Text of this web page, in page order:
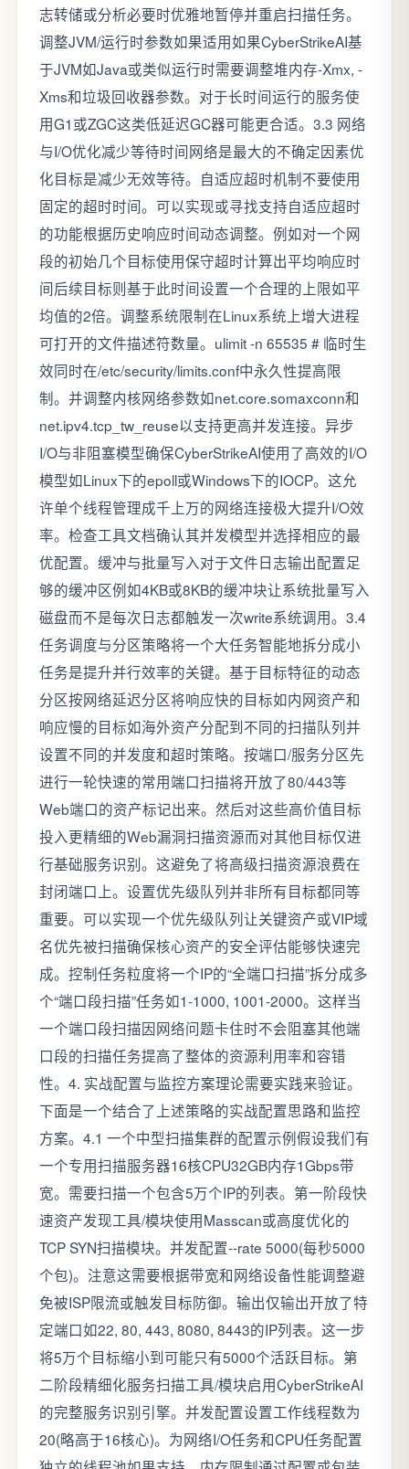
志转储或分析必要时优雅地暂停并重启扫描任务。
调整JVM/运行时参数如果适用如果CyberStrikeAI基
于JVM如Java或类似运行时需要调整堆内存-Xmx, -
Xms和垃圾回收器参数。对于长时间运行的服务使
用G1或ZGC这类低延迟GC器可能更合适。3.3 网络
与I/O优化减少等待时间网络是最大的不确定因素优
化目标是减少无效等待。自适应超时机制不要使用
固定的超时时间。可以实现或寻找支持自适应超时
的功能根据历史响应时间动态调整。例如对一个网
段的初始几个目标使用保守超时计算出平均响应时
间后续目标则基于此时间设置一个合理的上限如平
均值的2倍。调整系统限制在Linux系统上增大进程
可打开的文件描述符数量。ulimit -n 65535 # 临时生
效同时在/etc/security/limits.conf中永久性提高限
制。并调整内核网络参数如net.core.somaxconn和
net.ipv4.tcp_tw_reuse以支持更高并发连接。异步
I/O与非阻塞模型确保CyberStrikeAI使用了高效的I/O
模型如Linux下的epoll或Windows下的IOCP。这允
许单个线程管理成千上万的网络连接极大提升I/O效
率。检查工具文档确认其并发模型并选择相应的最
优配置。缓冲与批量写入对于文件日志输出配置足
够的缓冲区例如4KB或8KB的缓冲块让系统批量写入
磁盘而不是每次日志都触发一次write系统调用。3.4
任务调度与分区策略将一个大任务智能地拆分成小
任务是提升并行效率的关键。基于目标特征的动态
分区按网络延迟分区将响应快的目标如内网资产和
响应慢的目标如海外资产分配到不同的扫描队列并
设置不同的并发度和超时策略。按端口/服务分区先
进行一轮快速的常用端口扫描将开放了80/443等
Web端口的资产标记出来。然后对这些高价值目标
投入更精细的Web漏洞扫描资源而对其他目标仅进
行基础服务识别。这避免了将高级扫描资源浪费在
封闭端口上。设置优先级队列并非所有目标都同等
重要。可以实现一个优先级队列让关键资产或VIP域
名优先被扫描确保核心资产的安全评估能够快速完
成。控制任务粒度将一个IP的“全端口扫描”拆分成多
个“端口段扫描”任务如1-1000, 1001-2000。这样当
一个端口段扫描因网络问题卡住时不会阻塞其他端
口段的扫描任务提高了整体的资源利用率和容错
性。4. 实战配置与监控方案理论需要实践来验证。
下面是一个结合了上述策略的实战配置思路和监控
方案。4.1 一个中型扫描集群的配置示例假设我们有
一个专用扫描服务器16核CPU32GB内存1Gbps带
宽。需要扫描一个包含5万个IP的列表。第一阶段快
速资产发现工具/模块使用Masscan或高度优化的
TCP SYN扫描模块。并发配置--rate 5000(每秒5000
个包)。注意这需要根据带宽和网络设备性能调整避
免被ISP限流或触发目标防御。输出仅输出开放了特
定端口如22, 80, 443, 8080, 8443的IP列表。这一步
将5万个目标缩小到可能只有5000个活跃目标。第
二阶段精细化服务扫描工具/模块启用CyberStrikeAI
的完整服务识别引擎。并发配置设置工作线程数为
20(略高于16核心)。为网络I/O任务和CPU任务配置